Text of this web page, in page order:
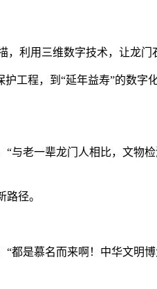
利用三维数字技术，让龙门
工程，到“延年益寿”的数字
老一辈龙门人相比，文物
径。
是慕名而来啊！中华文明